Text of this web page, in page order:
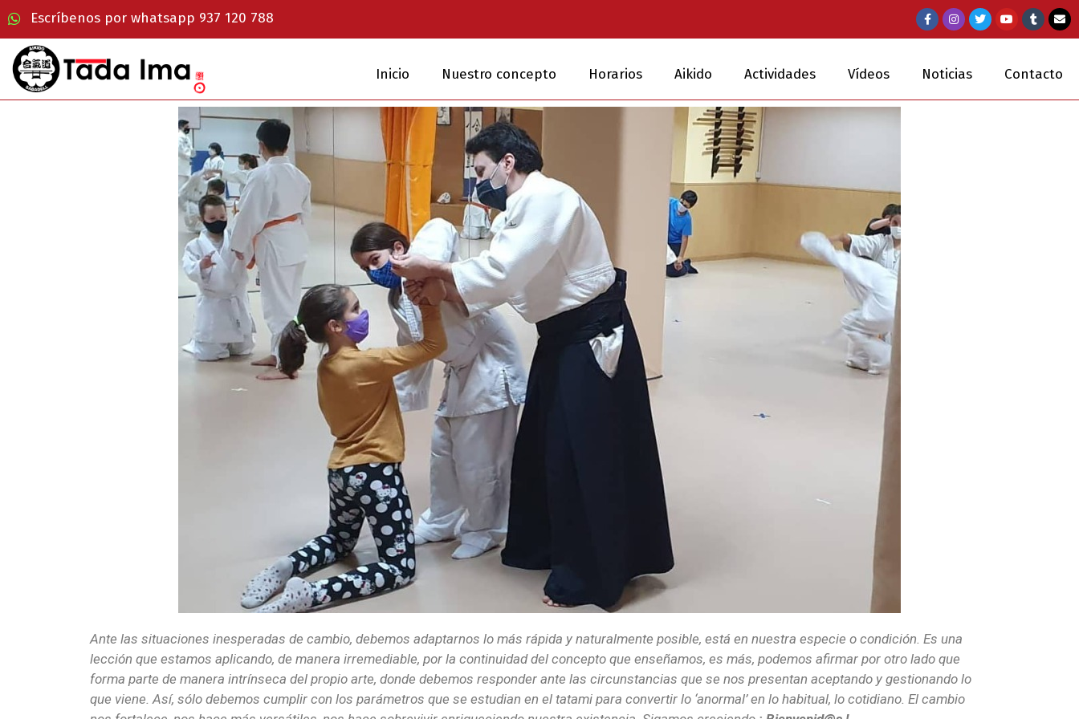
Escríbenos por whatsapp 937 120 788
Inicio Nuestro concepto Horarios Aikido Actividades Vídeos Noticias Contacto
Ante las situaciones inesperadas de cambio, debemos adaptarnos lo más rápida y naturalmente posible, está en nuestra especie o condición. Es una
lección que estamos aplicando, de manera irremediable, por la continuidad del concepto que enseñamos, es más, podemos afirmar por otro lado que
forma parte de manera intrínseca del propio arte, donde debemos responder ante las circunstancias que se nos presentan aceptando y gestionando lo
que viene. Así, sólo debemos cumplir con los parámetros que se estudian en el tatami para convertir lo ‘anormal’ en lo habitual, lo cotidiano. El cambio